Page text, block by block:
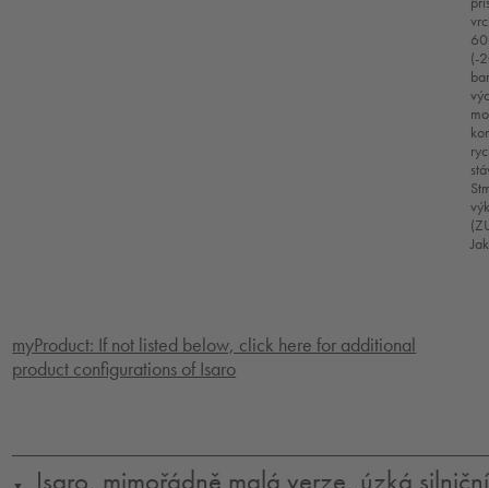
(-
myProduct: If not listed below, click here for additional
product configurations of Isaro
▼ Isaro, mimořádně malá verze, úzká